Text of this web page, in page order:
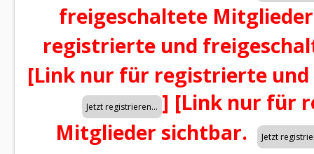
freigeschaltete
registrierte und
[Link nur für registrierte
] [Link nur für
Mitglieder sichtbar.